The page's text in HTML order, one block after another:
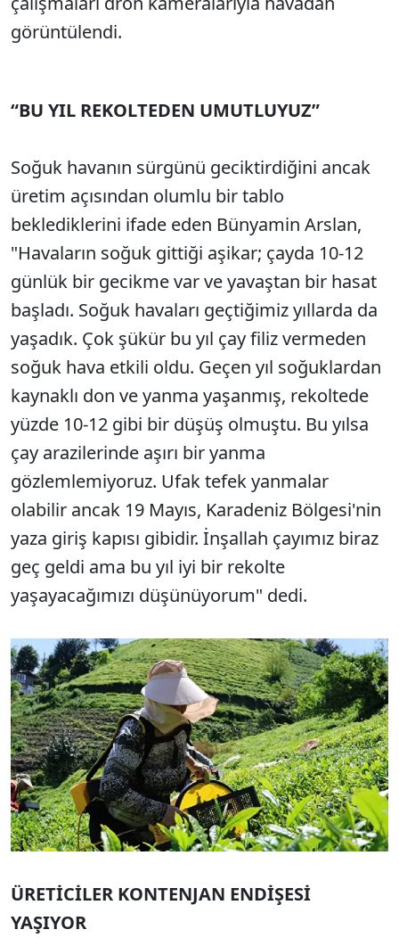
görüntülendi.
“BU YIL REKOLTEDEN UMUTLUYUZ”
Soğuk havanın sürgünü geciktirdiğini ancak
üretim açısından olumlu bir tablo
beklediklerini ifade eden Bünyamin Arslan,
"Havaların soğuk gittiği aşikar; çayda 10-12
günlük bir gecikme var ve yavaştan bir hasat
başladı. Soğuk havaları geçtiğimiz yıllarda da
yaşadık. Çok şükür bu yıl çay filiz vermeden
soğuk hava etkili oldu. Geçen yıl soğuklardan
kaynaklı don ve yanma yaşanmış, rekoltede
yüzde 10-12 gibi bir düşüş olmuştu. Bu yılsa
çay arazilerinde aşırı bir yanma
gözlemlemiyoruz. Ufak tefek yanmalar
olabilir ancak 19 Mayıs, Karadeniz Bölgesi'nin
yaza giriş kapısı gibidir. İnşallah çayımız biraz
geç geldi ama bu yıl iyi bir rekolte
yaşayacağımızı düşünüyorum" dedi.
ÜRETİCİLER KONTENJAN ENDİŞESİ
YAŞIYOR